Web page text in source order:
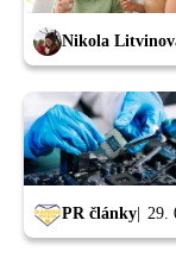
Nikola
PR články 29.